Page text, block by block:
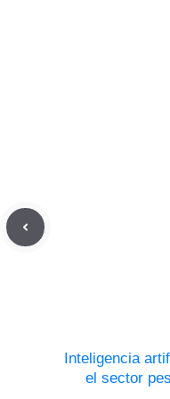
Inteligencia
el sector